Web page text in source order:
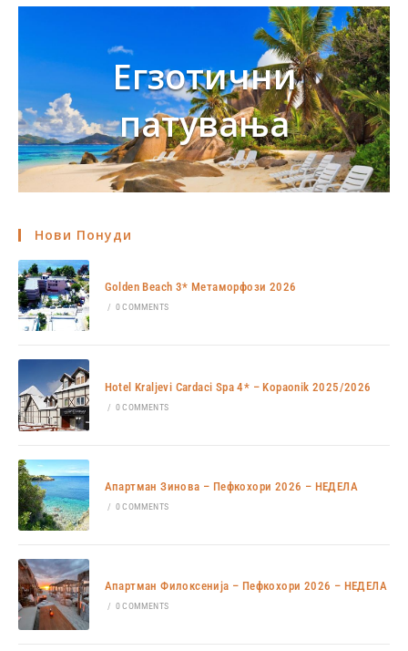
Егзотични
патувања
Нови Понуди
Golden Beach 3* Метаморфози 2026
/ 0 COMMENTS
Hotel Kraljevi Cardaci Spa 4* – Kopaonik 2025/2026
/ 0 COMMENTS
Апартман Зинова – Пефкохори 2026 – НЕДЕЛА
/ 0 COMMENTS
Апартман Филоксенија – Пефкохори 2026 – НЕДЕЛА
/ 0 COMMENTS